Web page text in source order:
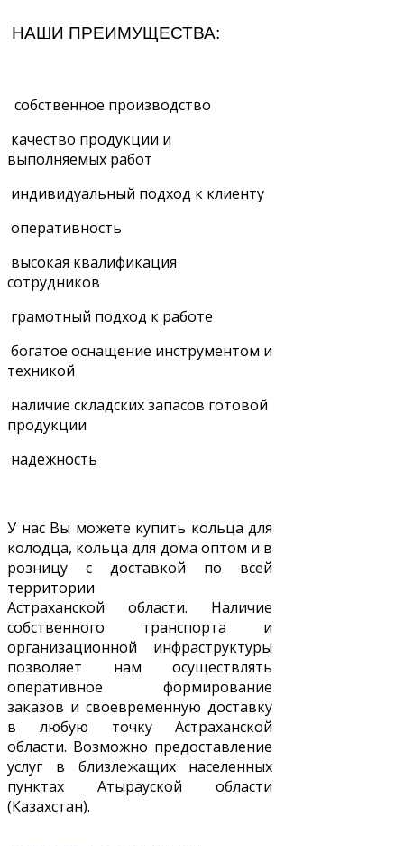
НАШИ ПРЕИМУЩЕСТВА:
собственное производство
качество продукции и
выполняемых работ
индивидуальный подход к клиенту
оперативность
высокая квалификация
сотрудников
грамотный подход к работе
богатое оснащение инструментом и
техникой
наличие складских запасов готовой
продукции
надежность
У нас Вы можете купить кольца для
колодца, кольца для дома оптом и в
розницу с доставкой по всей
территории
Астраханской области. Наличие
собственного транспорта и
организационной инфраструктуры
позволяет нам осуществлять
оперативное формирование
заказов и своевременную доставку
в любую точку Астраханской
области. Возможно предоставление
услуг в близлежащих населенных
пунктах Атырауской области
(Казахстан).